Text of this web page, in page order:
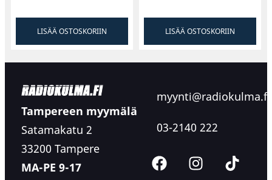
LISÄÄ OSTOSKORIIN LISÄÄ OSTOSKORIIN
Tampereen myymälä
Satamakatu 2
33200 Tampere
MA-PE 9-17
myynti@radiokulma.fi
03-2140 222